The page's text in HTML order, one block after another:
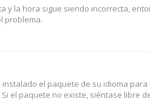
y la hora sigue siendo incorrecta,
problema.
el paquete de su idioma
el paquete no existe, siéntase libre